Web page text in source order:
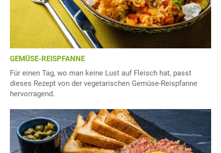
GEMÜSE-REISPFANNE
Für einen Tag, wo man keine Lust auf Fleisch hat, passt
dieses Rezept von der vegetarischen Gemüse-Reispfanne
hervorragend.